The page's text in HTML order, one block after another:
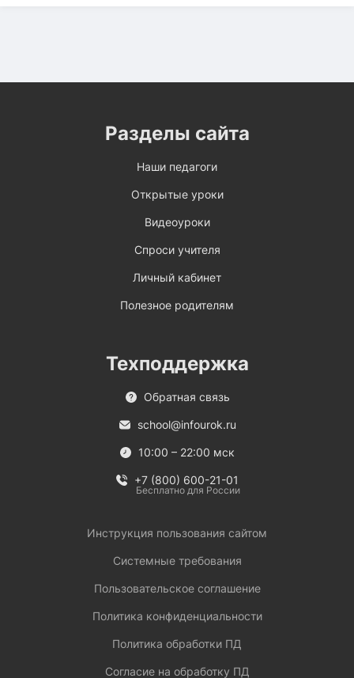
Разделы сайта
Наши педагоги
Открытые уроки
Видеоуроки
Спроси учителя
Личный кабинет
Полезное родителям
Техподдержка
Обратная связь
school@infourok.ru
10:00 – 22:00 мск
+7 (800) 600-21-01
Бесплатно для России
Инструкция пользования сайтом
Системные требования
Пользовательское соглашение
Политика конфиденциальности
Политика обработки ПД
Согласие на обработку ПД